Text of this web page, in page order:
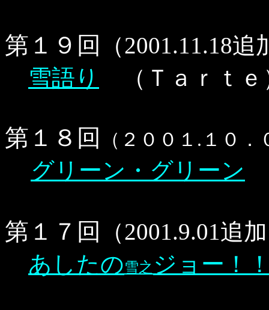
第１９回
（2001.11.18追
雪語り
（Ｔａｒｔｅ
第１８回 （２００１.１０
グリーン・グリーン
第１７回
（2001.9.01追
あしたの雪之 ジョー！